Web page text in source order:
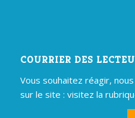
COURRIER DES
Vous souhaitez réagir,
sur le site : visitez la